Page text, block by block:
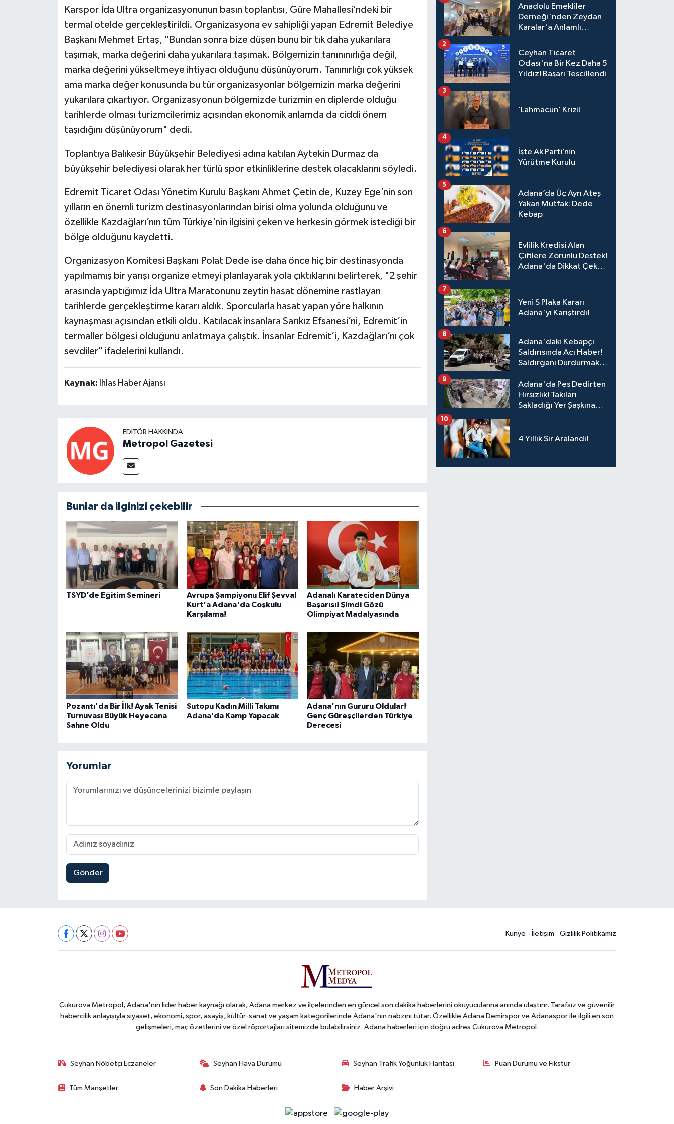
Karspor İda Ultra organizasyonunun basın toplantısı, Güre Mahallesi’ndeki bir
termal otelde gerçekleştirildi. Organizasyona ev sahipliği yapan Edremit Belediye
Başkanı Mehmet Ertaş, "Bundan sonra bize düşen bunu bir tık daha yukarılara
taşımak, marka değerini daha yukarılara taşımak. Bölgemizin tanınınırlığa değil,
marka değerini yükseltmeye ihtiyacı olduğunu düşünüyorum. Tanınırlığı çok yüksek
ama marka değer konusunda bu tür organizasyonlar bölgemizin marka değerini
yukarılara çıkartıyor. Organizasyonun bölgemizde turizmin en diplerde olduğu
tarihlerde olması turizmcilerimiz açısından ekonomik anlamda da ciddi önem
taşıdığını düşünüyorum" dedi.
Toplantıya Balıkesir Büyükşehir Belediyesi adına katılan Aytekin Durmaz da
büyükşehir belediyesi olarak her türlü spor etkinliklerine destek olacaklarını söyledi.
Edremit Ticaret Odası Yönetim Kurulu Başkanı Ahmet Çetin de, Kuzey Ege’nin son
yılların en önemli turizm destinasyonlarından birisi olma yolunda olduğunu ve
özellikle Kazdağları’nın tüm Türkiye’nin ilgisini çeken ve herkesin görmek istediği bir
bölge olduğunu kaydetti.
Organizasyon Komitesi Başkanı Polat Dede ise daha önce hiç bir destinasyonda
yapılmamış bir yarışı organize etmeyi planlayarak yola çıktıklarını belirterek, "2 şehir
arasında yaptığımız İda Ultra Maratonunu zeytin hasat dönemine rastlayan
tarihlerde gerçekleştirme kararı aldık. Sporcularla hasat yapan yöre halkının
kaynaşması açısından etkili oldu. Katılacak insanlara Sarıkız Efsanesi’ni, Edremit’in
termaller bölgesi olduğunu anlatmaya çalıştık. İnsanlar Edremit’i, Kazdağları’nı çok
sevdiler" ifadelerini kullandı.
Kaynak: İhlas Haber Ajansı
EDITÖR HAKKINDA
Metropol Gazetesi
Bunlar da ilginizi çekebilir
TSYD’de Eğitim Semineri
Avrupa Şampiyonu Elif Şevval
Kurt'a Adana'da Coşkulu
Karşılama!
Adanalı Karateciden Dünya
Başarısı! Şimdi Gözü
Olimpiyat Madalyasında
Pozantı'da Bir İlk! Ayak Tenisi
Turnuvası Büyük Heyecana
Sahne Oldu
Sutopu Kadın Milli Takımı
Adana’da Kamp Yapacak
Adana'nın Gururu Oldular!
Genç Güreşçilerden Türkiye
Derecesi
Yorumlar
Gönder
Anadolu Emekliler
Derneği'nden Zeydan
Karalar'a Anlamlı
Ceyhan Ticaret
Odası'na Bir Kez Daha 5
Yıldız! Başarı Tescillendi
2
‘Lahmacun’ Krizi!
3
İşte Ak Parti’nin
Yürütme Kurulu
4
Adana’da Üç Ayrı Ateş
Yakan Mutfak: Dede
Kebap
5
Evlilik Kredisi Alan
Çiftlere Zorunlu Destek!
Adana'da Dikkat Çeken
6
Yeni S Plaka Kararı
Adana'yı Karıştırdı!
7
Adana'daki Kebapçı
Saldırısında Acı Haber!
Saldırganı Durdurmak
Kaybetti
8
Adana'da Pes Dedirten
Hırsızlık! Takıları
Sakladığı Yer Şaşkına
9
4 Yıllık Sır Aralandı!
10
Künye İletişim Gizlilik Politikamız
Çukurova Metropol, Adana'nın lider haber kaynağı olarak, Adana merkez ve ilçelerinden en güncel son dakika haberlerini okuyucularına anında ulaştırır. Tarafsız ve güvenilir
habercilik anlayışıyla siyaset, ekonomi, spor, asayiş, kültür-sanat ve yaşam kategorilerinde Adana'nın nabzını tutar. Özellikle Adana Demirspor ve Adanaspor ile ilgili en son
gelişmeleri, maç özetlerini ve özel röportajları sitemizde bulabilirsiniz. Adana haberleri için doğru adres Çukurova Metropol.
Seyhan Nöbetçi Eczaneler Seyhan Hava Durumu Seyhan Trafik Yoğunluk Haritası Puan Durumu ve Fikstür
Tüm Manşetler Son Dakika Haberleri Haber Arşivi